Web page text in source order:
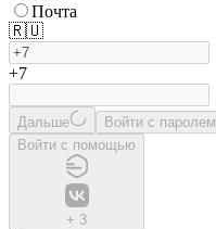
Почта
🇷🇺
+7
Дальше
Войти с паролем
Войти с помощью
+ 3